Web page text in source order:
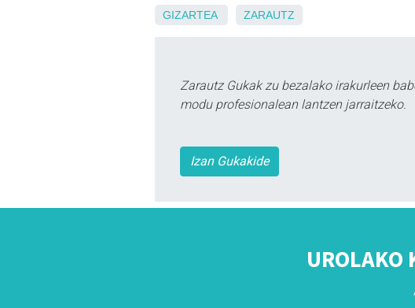
GIZARTEA ZARAUTZ
Zarautz Gukak zu bezalako irakurleen
modu profesionalean lantzen jarraitzeko.
Izan Gukakide
UROLAKO